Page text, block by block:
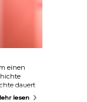
einen
dauert
lesen